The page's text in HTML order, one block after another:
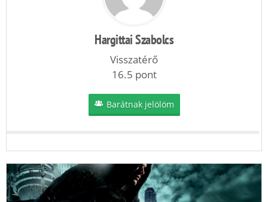
Hargittai Szabolcs
Visszatérő
16.5 pont
Barátnak jelölöm